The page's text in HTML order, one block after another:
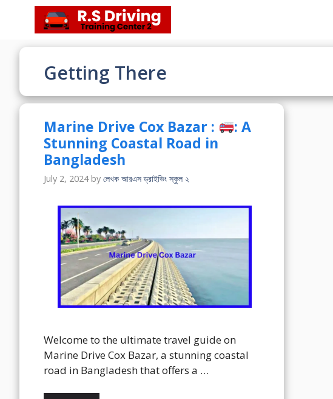
content
Getting There
Marine Drive Cox Bazar :
: A
Stunning Coastal Road in
Bangladesh
July 2, 2024 by লেখক আরএস ড্রাইভিং স্কুল ২
Welcome to the ultimate travel guide on
Marine Drive Cox Bazar, a stunning coastal
road in Bangladesh that offers a …